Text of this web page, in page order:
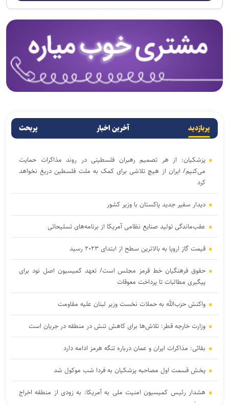
پربازدید آخرین اخبار پربحث
پزشکیان: از هر تصمیم رهبران فلسطینی در روند مذاکرات حمایت
می‌کنیم/ ایران از هیچ تلاشی برای کمک به ملت فلسطین دریغ نخواهد
کرد
دیدار سفیر جدید پاکستان با وزیر کشور
عقب‌ماندگی تولید صنایع نظامی آمریکا از برنامه‌های تسلیحاتی
قیمت گاز اروپا به بالاترین سطح از ابتدای ۲۰۲۳ رسید
حقوق فرهنگیان خط قرمز مجلس است/ تعهد کمیسیون اصل نود برای
پیگیری مطالبات تا پرداخت معوقات
واکنش حزب‌الله به حملات نخست‌ وزیر لبنان علیه مقاومت
وزارت خارجه قطر: تلاش‌ها برای کاهش تنش در منطقه در جریان است
بقائی: مذاکرات ایران و عمان درباره تنگه هرمز ادامه دارد
پخش قسمت اول مصاحبه پزشکیان به فردا شب موکول شد
هشدار رئیس کمیسیون امنیت ملی به آمریکا: به زودی از منطقه اخراج
می‌شوید